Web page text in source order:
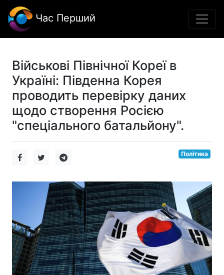
Час Перший
Військові Північної Кореї в
Україні: Південна Корея
проводить перевірку даних
щодо створення Росією
"спеціального батальйону".
Політика